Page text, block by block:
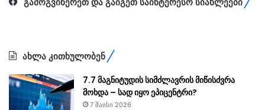
ახლა კითხულობენ
7.7 მაგნიტუდის სიმძლავრის მიწისძვრა
მოხდა – სად იყო ეპიცენტრი?
7 მაისი 2026